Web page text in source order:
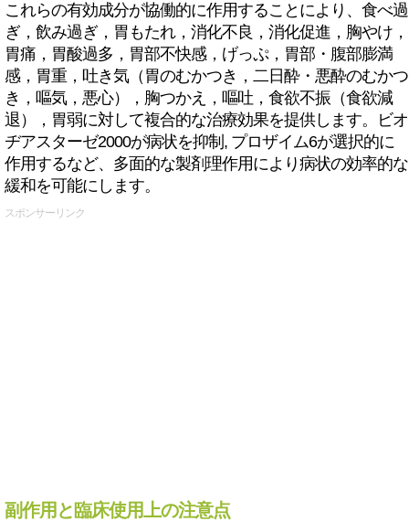
これらの有効成分が協働的に作用することにより、食べ過
ぎ，飲み過ぎ，胃もたれ，消化不良，消化促進，胸やけ，
胃痛，胃酸過多，胃部不快感，げっぷ，胃部・腹部膨満
感，胃重，吐き気（胃のむかつき，二日酔・悪酔のむかつ
き，嘔気，悪心），胸つかえ，嘔吐，食欲不振（食欲減
退），胃弱に対して複合的な治療効果を提供します。ビオ
ヂアスターゼ2000が病状を抑制, プロザイム6が選択的に
作用するなど、多面的な製剤理作用により病状の効率的な
緩和を可能にします。
スポンサーリンク
副作用と臨床使用上の注意点